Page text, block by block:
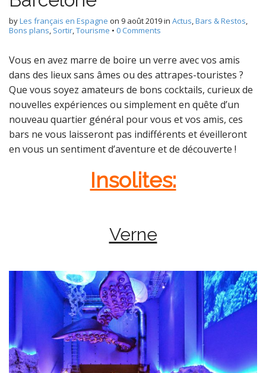
byLes français en Espagne on 9 août 2019in Actus,Bars & Restos,
Bons plans, Sortir,Tourisme • 0 Comments
Vous en avez marre de boire un verre avec vos amis
dans des lieux sans âmes ou des attrapes-touristes ?
Que vous soyez amateurs de bons cocktails, curieux de
nouvelles expériences ou simplement en quête d’un
nouveau quartier général pour vous et vos amis, ces
bars ne vous laisseront pas indifférents et éveilleront
en vous un sentiment d’aventure et de découverte !
Insolites:
Verne